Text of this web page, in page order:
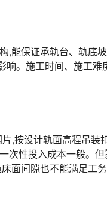
,能保证承轨台、轨底
响。施工时间、施工难
,按设计轨面高程吊装
次性投入成本一般。但
面间隙也不能满足工